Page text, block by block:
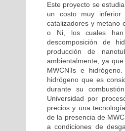
Este proyecto se
un costo muy inferior
catalizadores y metano
o Ni, los cuales han
descomposición de
producción de
ambientalmente, ya
MWCNTs e
hidrógeno que es
durante su
Universidad por
precios y una
de la presencia de
a condiciones de